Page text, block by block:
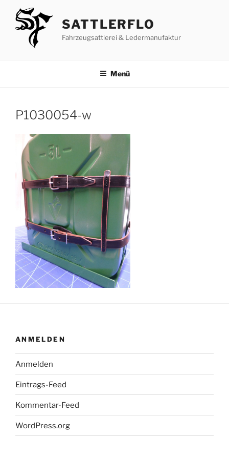
Inhalt
springen
SATTLERFLO
Fahrzeugsattlerei & Ledermanufaktur
Menü
P1030054-w
ANMELDEN
Anmelden
Eintrags-Feed
Kommentar-Feed
WordPress.org